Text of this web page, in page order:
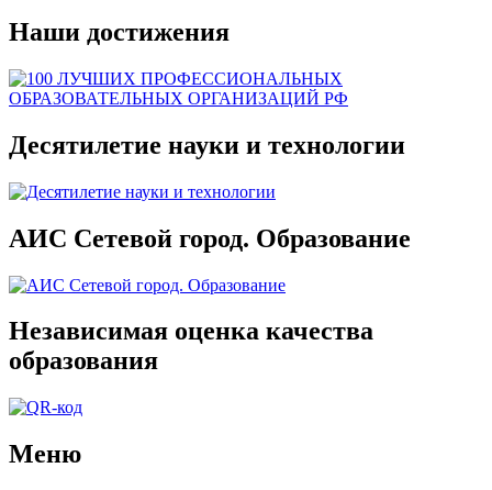
Наши достижения
Десятилетие науки и технологии
АИС Сетевой город. Образование
Независимая оценка качества
образования
Меню